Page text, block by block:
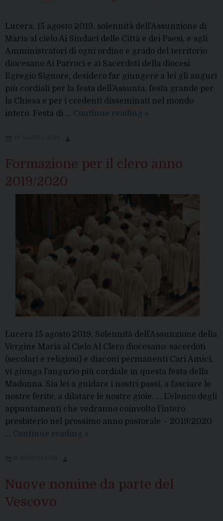
Lucera, 15 agosto 2019, solennità dell’Assunzione di
Maria al cielo Ai Sindaci delle Città e dei Paesi, e agli
Amministratori di ogni ordine e grado del territorio
diocesano Ai Parroci e ai Sacerdoti della diocesi
Egregio Signore, desidero far giungere a lei gli auguri
più cordiali per la festa dell’Assunta, festa grande per
la Chiesa e per i credenti disseminati nel mondo
intero. Festa di … Continue reading Per
»
Formazione per il clero anno
2019/2020
Lucera 15 agosto 2019, Solennità dell’Assunzione della
Vergine Maria al Cielo Al Clero diocesano: sacerdoti
(secolari e religiosi) e diaconi permanenti Cari Amici,
vi giunga l’augurio più cordiale in questa festa della
Madonna. Sia lei a guidare i nostri passi, a fasciare le
nostre ferite, a dilatare le nostre gioie. … L’elenco degli
appuntamenti che vedranno coinvolto l’intero
presbiterio nel prossimo anno pastorale – 2019/2020
… Continue reading Formazione
anno
»
Nuove nomine da parte del
Vescovo